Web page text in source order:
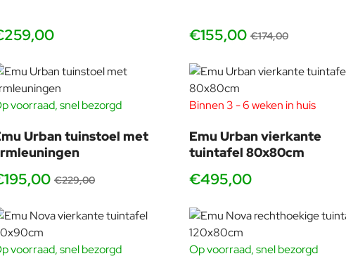
makkelijk aanschuift.
Meer stoelen rond dezelfde tafel
Strakke, open uitstraling
Makkelijk aanschuiven, ook bij compacte opstellingen
Wil je
Onderhoud, levensduur en waarom Star zo lang mooi
De Star stoelen staan bekend om hun lange levensduur. Dat zit
als laatste in de gewenste kleur gepoedercoat. Het resultaat is
€155,00 €174,00
voorraad, snel bezorgd
Urban tuinstoel met
€229,00
Binnen 3 - 6 weken in huis
Emu Urban vierkante
tuintafel 80x80cm
€495,00
voorraad, snel bezorgd Op voorraad, snel bezorgd